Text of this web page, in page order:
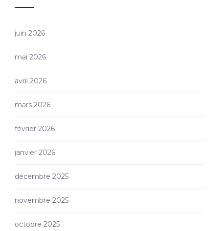
juin 2026
mai 2026
avril 2026
mars 2026
février 2026
janvier 2026
décembre 2025
novembre 2025
octobre 2025